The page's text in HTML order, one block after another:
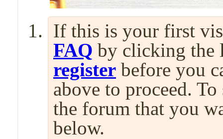
If this is your first
FAQ by clicking the
register before you
above to proceed.
the forum that you
below.